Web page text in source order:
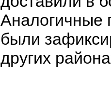
Аналогичные
были
других